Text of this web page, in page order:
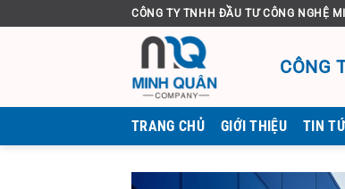
qua
CÔNG TY TNHH ĐẦU TƯ CÔNG NGHỆ
CÔNG
TRANG CHỦ GIỚI THIỆU TIN